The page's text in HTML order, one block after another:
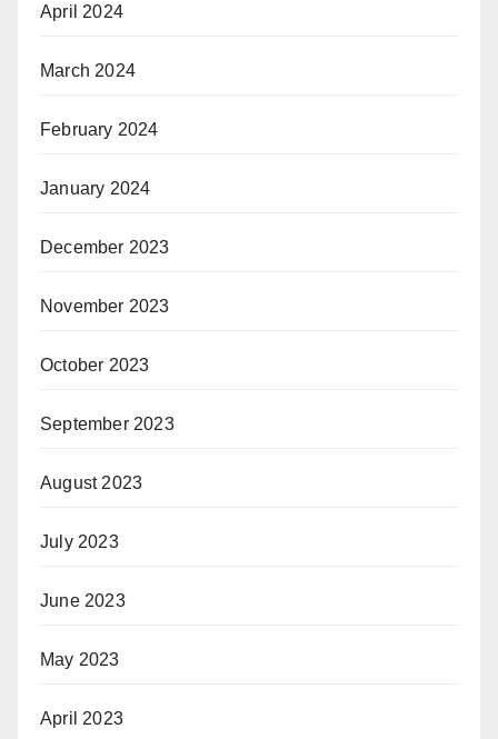
April 2024
March 2024
February 2024
January 2024
December 2023
November 2023
October 2023
September 2023
August 2023
July 2023
June 2023
May 2023
April 2023